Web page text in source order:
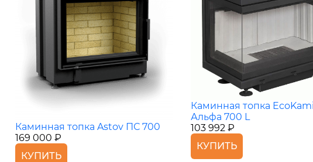
Каминная топка Astov ПС 700
169 000 ₽
КУПИТЬ
Каминная топка
Альфа 700 L
103 992 ₽
КУПИТЬ